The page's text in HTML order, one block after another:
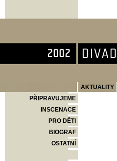
AKTUALITY
PŘIPRAVUJEME
INSCENACE
PRO DĚTI
BIOGRAF
OSTATNÍ